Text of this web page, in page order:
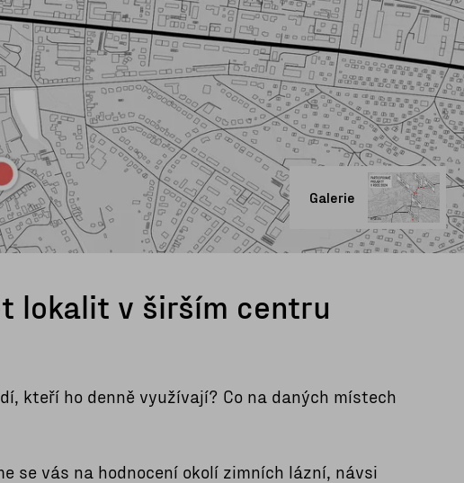
Galerie
lokalit v širším centru
kteří ho denně využívají? Co na daných místech
se vás na hodnocení okolí zimních lázní, návsi